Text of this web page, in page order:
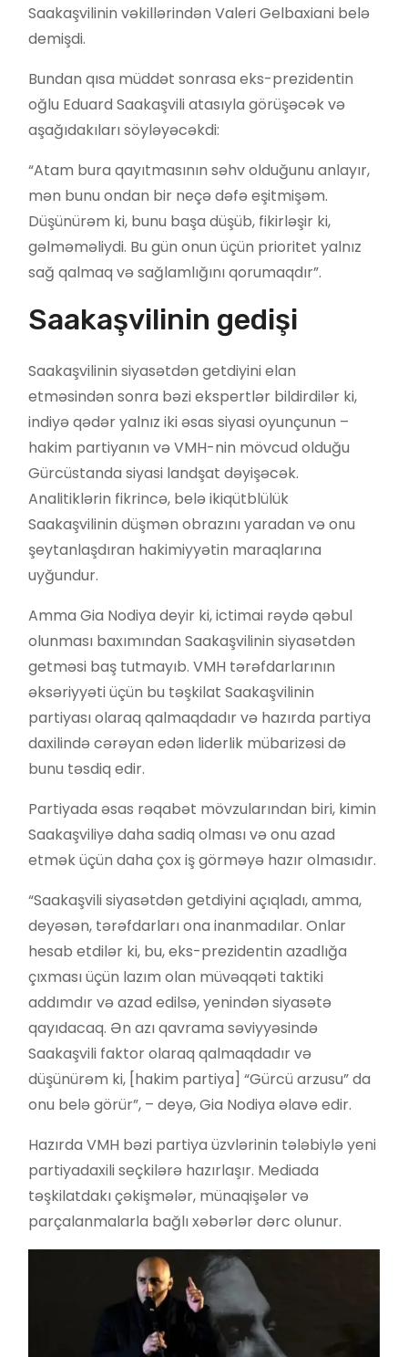
Saakaşvilinin vəkillərindən Valeri Gelbaxiani belə
demişdi.
Bundan qısa müddət sonrasa eks-prezidentin
oğlu Eduard Saakaşvili atasıyla görüşəcək və
aşağıdakıları söyləyəcəkdi:
“Atam bura qayıtmasının səhv olduğunu anlayır,
mən bunu ondan bir neçə dəfə eşitmişəm.
Düşünürəm ki, bunu başa düşüb, fikirləşir ki,
gəlməməliydi. Bu gün onun üçün prioritet yalnız
sağ qalmaq və sağlamlığını qorumaqdır”.
Saakaşvilinin gedişi
Saakaşvilinin siyasətdən getdiyini elan
etməsindən sonra bəzi ekspertlər bildirdilər ki,
indiyə qədər yalnız iki əsas siyasi oyunçunun –
hakim partiyanın və VMH-nin mövcud olduğu
Gürcüstanda siyasi landşat dəyişəcək.
Analitiklərin fikrincə, belə ikiqütblülük
Saakaşvilinin düşmən obrazını yaradan və onu
şeytanlaşdıran hakimiyyətin maraqlarına
uyğundur.
Amma Gia Nodiya deyir ki, ictimai rəydə qəbul
olunması baxımından Saakaşvilinin siyasətdən
getməsi baş tutmayıb. VMH tərəfdarlarının
əksəriyyəti üçün bu təşkilat Saakaşvilinin
partiyası olaraq qalmaqdadır və hazırda partiya
daxilində cərəyan edən liderlik mübarizəsi də
bunu təsdiq edir.
Partiyada əsas rəqabət mövzularından biri, kimin
Saakaşviliyə daha sadiq olması və onu azad
etmək üçün daha çox iş görməyə hazır olmasıdır.
“Saakaşvili siyasətdən getdiyini açıqladı, amma,
deyəsən, tərəfdarları ona inanmadılar. Onlar
hesab etdilər ki, bu, eks-prezidentin azadlığa
çıxması üçün lazım olan müvəqqəti taktiki
addımdır və azad edilsə, yenindən siyasətə
qayıdacaq. Ən azı qavrama səviyyəsində
Saakaşvili faktor olaraq qalmaqdadır və
düşünürəm ki, [hakim partiya] “Gürcü arzusu” da
onu belə görür”, – deyə, Gia Nodiya əlavə edir.
Hazırda VMH bəzi partiya üzvlərinin tələbiylə yeni
partiyadaxili seçkilərə hazırlaşır. Mediada
təşkilatdakı çəkişmələr, münaqişələr və
parçalanmalarla bağlı xəbərlər dərc olunur.